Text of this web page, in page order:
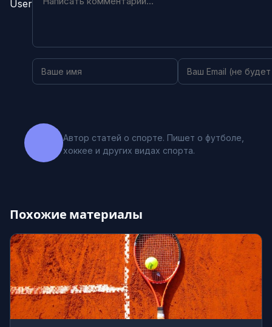
Автор статей о спорте. Пишет о футболе,
хоккее и других видах спорта.
Похожие материалы